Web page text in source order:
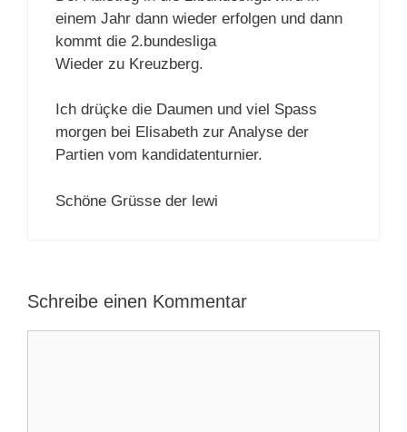
einem Jahr dann wieder erfolgen und dann
kommt die 2.bundesliga
Wieder zu Kreuzberg.
Ich drüçke die Daumen und viel Spass
morgen bei Elisabeth zur Analyse der
Partien vom kandidatenturnier.
Schöne Grüsse der lewi
Schreibe einen Kommentar